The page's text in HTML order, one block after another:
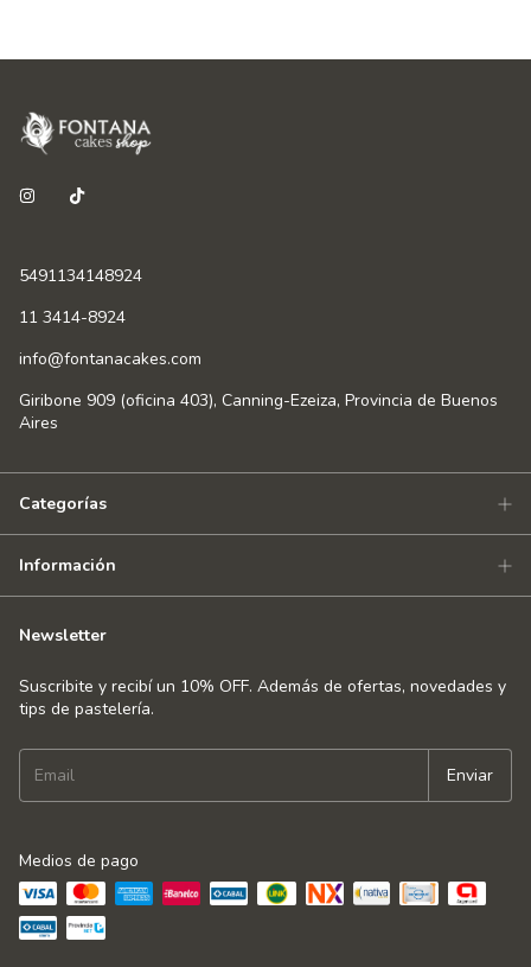
5491134148924
11 3414-8924
info@fontanacakes.com
Giribone 909 (oficina 403), Canning-Ezeiza, Provincia de Buenos
Aires
Categorías
Información
Newsletter
Suscribite y recibí un 10% OFF. Además de ofertas, novedades y
tips de pastelería.
Medios de pago